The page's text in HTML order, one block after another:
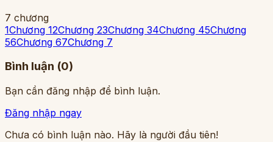
7 chương
1Chương 12Chương 23Chương 34Chương 45Chương
56Chương 67Chương 7
Bình luận (0)
Bạn cần đăng nhập để bình luận.
Đăng nhập ngay
Chưa có bình luận nào. Hãy là người đầu tiên!